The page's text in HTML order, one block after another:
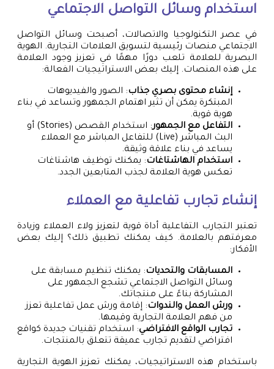
استخدام وسائل التواصل الاجتماعي
في عصر التكنولوجيا والاتصالات، أصبحت وسائل التواصل
الاجتماعي منصات رئيسية لتسويق العلامات التجارية. الهوية
البصرية للعلامة تلعب دورًا مهمًا في تعزيز وجود العلامة
على هذه المنصات. إليك بعض الاستراتيجيات الفعالة:
إنشاء محتوى بصري جذاب: الصور والفيديوهات
المبتكرة يمكن أن تثير اهتمام الجمهور وتساعد في بناء
هوية قوية.
التفاعل مع الجمهور
: استخدام القصص (Stories) أو
البث المباشر (Live) للتفاعل المباشر مع العملاء
يساعد في بناء علاقة وثيقة.
استخدام الهاشتاغات: يمكنك توظيف هاشتاغات
تعكس هوية العلامة لجذب المتابعين الجدد.
إنشاء تجارب تفاعلية مع العملاء
تعتبر التجارب التفاعلية أداة قوية لتعزيز ولاء العملاء وزيادة
معرفتهم بالعلامة. كيف يمكنك تطبيق ذلك؟ إليك بعض
الأفكار:
المسابقات والتحديات: يمكنك تنظيم مسابقة على
وسائل التواصل الاجتماعي تشجع الجمهور على
المشاركة بناءً على منتجاتك.
ورش العمل والندوات: إقامة ورش عمل تفاعلية تعزز
من فهم العلامة التجارية وقيمها.
تجارب الواقع الافتراضي: استخدام تقنيات جديدة كواقع
افتراضي لتقديم تجارب عميقة تتعلق بالمنتجات.
باستخدام هذه الاستراتيجيات، يمكنك تعزيز الهوية التجارية